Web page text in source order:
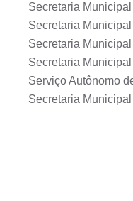
Secretaria
Secretaria
Secretaria
Secretaria
Serviço Autônomo
Secretaria